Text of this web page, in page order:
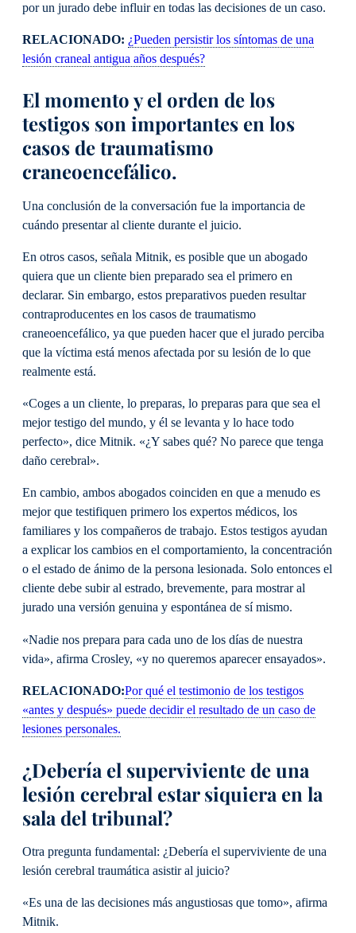
por un jurado debe influir en todas las decisiones de un caso.
RELACIONADO: ¿Pueden persistir los síntomas de una
lesión craneal antigua años después?
El momento y el orden de los
testigos son importantes en los
casos de traumatismo
craneoencefálico.
Una conclusión de la conversación fue la importancia de
cuándo presentar al cliente durante el juicio.
En otros casos, señala Mitnik, es posible que un abogado
quiera que un cliente bien preparado sea el primero en
declarar. Sin embargo, estos preparativos pueden resultar
contraproducentes en los casos de traumatismo
craneoencefálico, ya que pueden hacer que el jurado perciba
que la víctima está menos afectada por su lesión de lo que
realmente está.
«Coges a un cliente, lo preparas, lo preparas para que sea el
mejor testigo del mundo, y él se levanta y lo hace todo
perfecto», dice Mitnik. «¿Y sabes qué? No parece que tenga
daño cerebral».
En cambio, ambos abogados coinciden en que a menudo es
mejor que testifiquen primero los expertos médicos, los
familiares y los compañeros de trabajo. Estos testigos ayudan
a explicar los cambios en el comportamiento, la concentración
o el estado de ánimo de la persona lesionada. Solo entonces el
cliente debe subir al estrado, brevemente, para mostrar al
jurado una versión genuina y espontánea de sí mismo.
«Nadie nos prepara para cada uno de los días de nuestra
vida», afirma Crosley, «y no queremos aparecer ensayados».
RELACIONADO:Por qué el testimonio de los testigos
«antes y después» puede decidir el resultado de un caso de
lesiones personales.
¿Debería el superviviente de una
lesión cerebral estar siquiera en la
sala del tribunal?
Otra pregunta fundamental: ¿Debería el superviviente de una
lesión cerebral traumática asistir al juicio?
«Es una de las decisiones más angustiosas que tomo», afirma
Mitnik.